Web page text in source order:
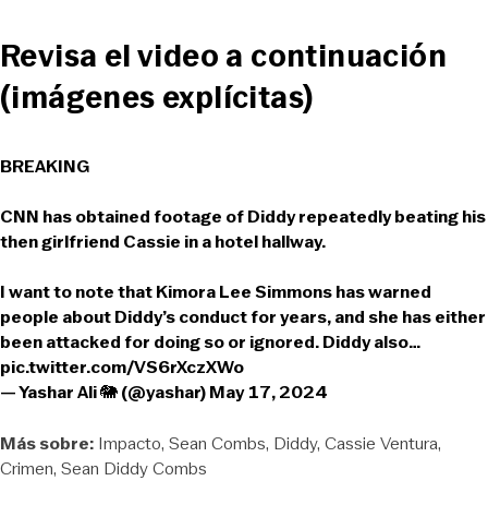
Revisa el video a continuación
(imágenes explícitas)
BREAKING
CNN has obtained footage of Diddy repeatedly beating his
then girlfriend Cassie in a hotel hallway.
I want to note that Kimora Lee Simmons has warned
people about Diddy’s conduct for years, and she has either
been attacked for doing so or ignored. Diddy also…
pic.twitter.com/VS6rXczXWo
— Yashar Ali 🐘 (@yashar)May 17, 2024
Más sobre: Impacto Sean Combs Diddy Cassie Ventura
Crimen Sean Diddy Combs